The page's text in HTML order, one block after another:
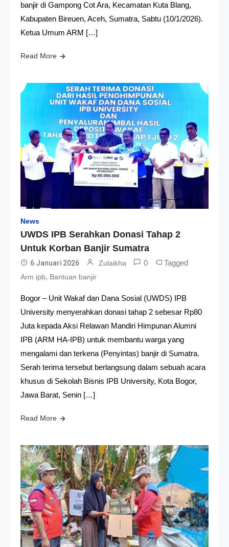
banjir di Gampong Cot Ara, Kecamatan Kuta Blang,
Kabupaten Bireuen, Aceh, Sumatra, Sabtu (10/1/2026).
Ketua Umum ARM […]
Read More
News
UWDS IPB Serahkan Donasi Tahap 2
Untuk Korban Banjir Sumatra
6 Januari 2026 Zulaikha 0 Tagged
Arm ipb, Bantuan banjir
Bogor – Unit Wakaf dan Dana Sosial (UWDS) IPB
University menyerahkan donasi tahap 2 sebesar Rp80
Juta kepada Aksi Relawan Mandiri Himpunan Alumni
IPB (ARM HA-IPB) untuk membantu warga yang
mengalami dan terkena (Penyintas) banjir di Sumatra.
Serah terima tersebut berlangsung dalam sebuah acara
khusus di Sekolah Bisnis IPB University, Kota Bogor,
Jawa Barat, Senin […]
Read More